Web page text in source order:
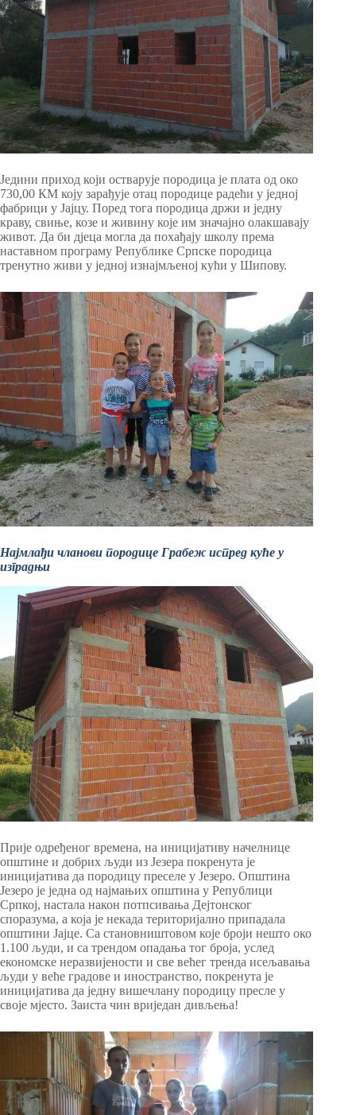
Једини приход који остварује породица је плата од око
730,00 КМ коју зарађује отац породице радећи у једној
фабрици у Јајцу. Поред тога породица држи и једну
краву, свиње, козе и живину које им значајно олакшавају
живот. Да би дјеца могла да похађају школу према
наставном програму Републике Српске породица
тренутно живи у једној изнајмљеној кући у Шипову.
Најмлађи чланови породице Грабеж испред куће у
изградњи
Прије одређеног времена, на иницијативу начелнице
општине и добрих људи из Језера покренута је
иницијатива да породицу преселе у Језеро. Општина
Језеро је једна од најмањих општина у Републици
Српкој, настала након потпсивања Дејтонског
споразума, а која је некада територијално припадала
општини Јајце. Са становништовом које броји нешто око
1.100 људи, и са трендом опадања тог броја, услед
економске неразвијености и све већег тренда исељавања
људи у веће градове и иностранство, покренута је
иницијатива да једну вишечлану породицу пресле у
своје мјесто. Заиста чин вриједан дивљења!